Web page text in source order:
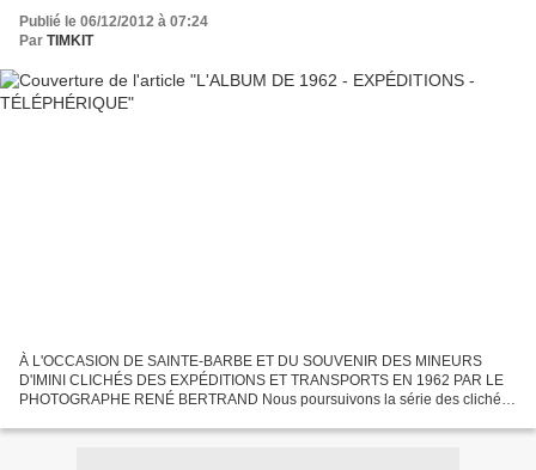
Publié le 06/12/2012 à 07:24
Par TIMKIT
À L'OCCASION DE SAINTE-BARBE ET DU SOUVENIR DES MINEURS
D'IMINI CLICHÉS DES EXPÉDITIONS ET TRANSPORTS EN 1962 PAR LE
PHOTOGRAPHE RENÉ BERTRAND Nous poursuivons la série des clichés